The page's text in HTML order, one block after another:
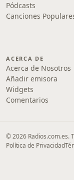
Pódcasts
Canciones
ACERCA DE
Acerca de Nosotros
Añadir emisora
Widgets
Comentarios
© 2026 Radios.com.es.
Política de Privacidad